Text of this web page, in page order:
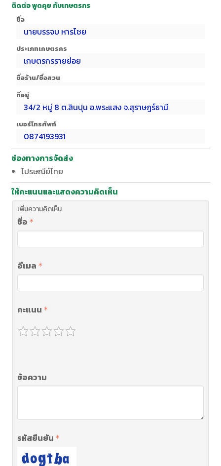
ติดต่อ พูดคุย กับเกษตรกร
ชื่อ
นายบรรจบ หารไชย
ประเภทเกษตรกร
เกษตรกรรายย่อย
ชื่อร้าน/ชื่อสวน
ที่อยู่
34/2 หมู่ 8 ต.สินปุน อ.พระแสง จ.สุราษฎร์ธานี
เบอร์โทรศัพท์
0874193931
ช่องทางการจัดส่ง
ไปรษณีย์ไทย
ให้คะแนนและแสดงความคิดเห็น
เพิ่มความคิดเห็น
ชื่อ
อีเมล
คะแนน
ข้อความ
รหัสยืนยัน